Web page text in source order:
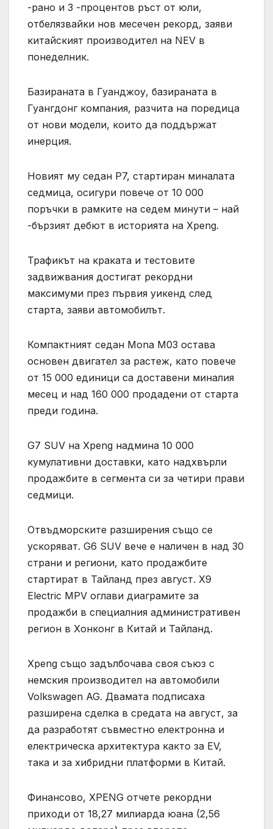
-рано и 3 -процентов ръст от юли,
отбелязвайки нов месечен рекорд, заяви
китайският производител на NEV в
понеделник.
Базираната в Гуанджоу, базираната в
Гуангдонг компания, разчита на поредица
от нови модели, които да поддържат
инерция.
Новият му седан P7, стартиран миналата
седмица, осигури повече от 10 000
поръчки в рамките на седем минути – най
-бързият дебют в историята на Xpeng.
Трафикът на краката и тестовите
задвижвания достигат рекордни
максимуми през първия уикенд след
старта, заяви автомобилът.
Компактният седан Mona M03 остава
основен двигател за растеж, като повече
от 15 000 единици са доставени миналия
месец и над 160 000 продадени от старта
преди година.
G7 SUV на Xpeng надмина 10 000
кумулативни доставки, като надхвърли
продажбите в сегмента си за четири прави
седмици.
Отвъдморските разширения също се
ускоряват. G6 SUV вече е наличен в над 30
страни и региони, като продажбите
стартират в Тайланд през август. X9
Electric MPV оглави диаграмите за
продажби в специалния административен
регион в Хонконг в Китай и Тайланд.
Xpeng също задълбочава своя съюз с
немския производител на автомобили
Volkswagen AG. Двамата подписаха
разширена сделка в средата на август, за
да разработят съвместно електронна и
електрическа архитектура както за EV,
така и за хибридни платформи в Китай.
Финансово, XPENG отчете рекордни
приходи от 18,27 милиарда юана (2,56